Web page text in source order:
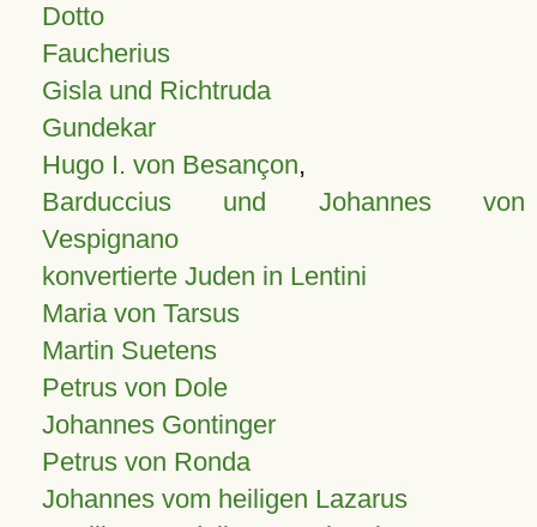
Dotto
Faucherius
Gisla und Richtruda
Gundekar
Hugo I. von Besançon,
Barduccius und Johannes von
Vespignano
konvertierte Juden in Lentini
Maria von Tarsus
Martin Suetens
Petrus von Dole
Johannes Gontinger
Petrus von Ronda
Johannes vom heiligen Lazarus